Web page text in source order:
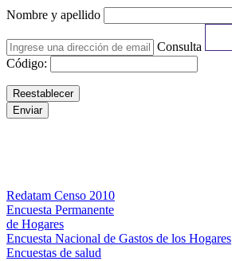
Nombre y apellido
Consulta
Código:
Redatam Censo 2010
Encuesta Permanente
de Hogares
Encuesta Nacional de Gastos de los Hogares
Encuestas de salud